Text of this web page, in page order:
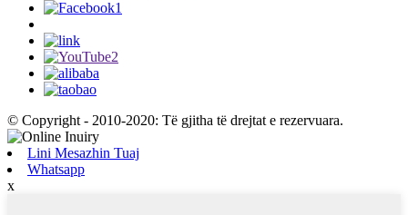
© Copyright - 2010-2020: Të gjitha të drejtat e rezervuara.
Lini Mesazhin Tuaj
Whatsapp
x